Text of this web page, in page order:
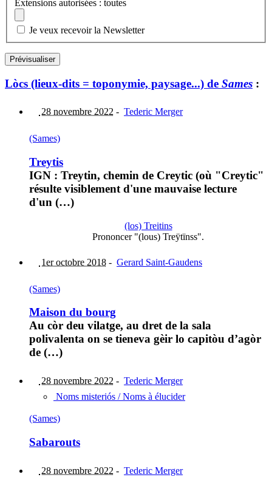
Extensions autorisées : toutes
Je veux recevoir la Newsletter
Lòcs (lieux-dits = toponymie, paysage...) de Sames :
28 novembre 2022 - Tederic Merger
(Sames)
Treytis
IGN : Treytin, chemin de Creytic (où "Creytic"
résulte visiblement d'une mauvaise lecture
d'un (…)
(los) Treitins
Prononcer "(lous) Treÿtïnss".
1er octobre 2018 - Gerard Saint-Gaudens
(Sames)
Maison du bourg
Au còr deu vilatge, au dret de la sala
polivalenta on se tieneva gèir lo capitòu d’agòr
de (…)
28 novembre 2022 - Tederic Merger
Noms misteriós / Noms à élucider
(Sames)
Sabarouts
28 novembre 2022 - Tederic Merger